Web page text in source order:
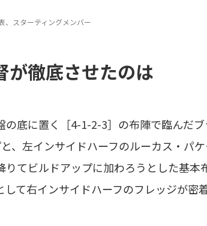
、スターティングメンバー
が徹底させたのは
の底に置く［4-1-2-3］の布陣で臨んだ
、左インサイドハーフのルーカス・パ
りてビルドアップに加わろうとした基
して右インサイドハーフのフレッジが密